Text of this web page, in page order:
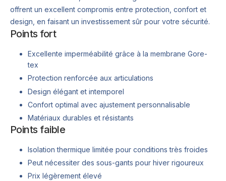
offrent un excellent compromis entre protection, confort et
design, en faisant un investissement sûr pour votre sécurité.
Points fort
Excellente imperméabilité grâce à la membrane Gore-
tex
Protection renforcée aux articulations
Design élégant et intemporel
Confort optimal avec ajustement personnalisable
Matériaux durables et résistants
Points faible
Isolation thermique limitée pour conditions très froides
Peut nécessiter des sous-gants pour hiver rigoureux
Prix légèrement élevé